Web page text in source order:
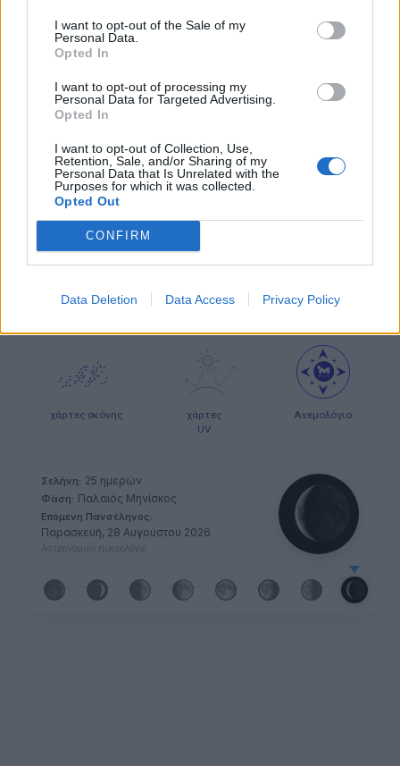
I want to opt-out of the Sale of my
Personal Data.
Opted In
I want to opt-out of processing my
Personal Data for Targeted Advertising.
Opted In
I want to opt-out of Collection, Use,
Retention, Sale, and/or Sharing of my
Personal Data that Is Unrelated with the
Purposes for which it was collected.
Opted Out
CONFIRM
Data Deletion Data Access Privacy Policy
μετεωρολογικοί
σταθμοί
στην Ευρώπη
ΧΑΡΤΕΣ ΠΡΟΓΝΩΣΗΣ
ιστιοπλοϊκοί
χάρτες
χάρτης
χάρτες σκόνης
χάρτες
UV
Ανεμολόγιο
Σελήνη: 25 ημερών
Φάση: Παλαιός Μηνίσκος
Επόμενη Πανσέληνος:
Παρασκευή, 28 Αυγούστου 2026
Αστρονομικό ημερολόγιο